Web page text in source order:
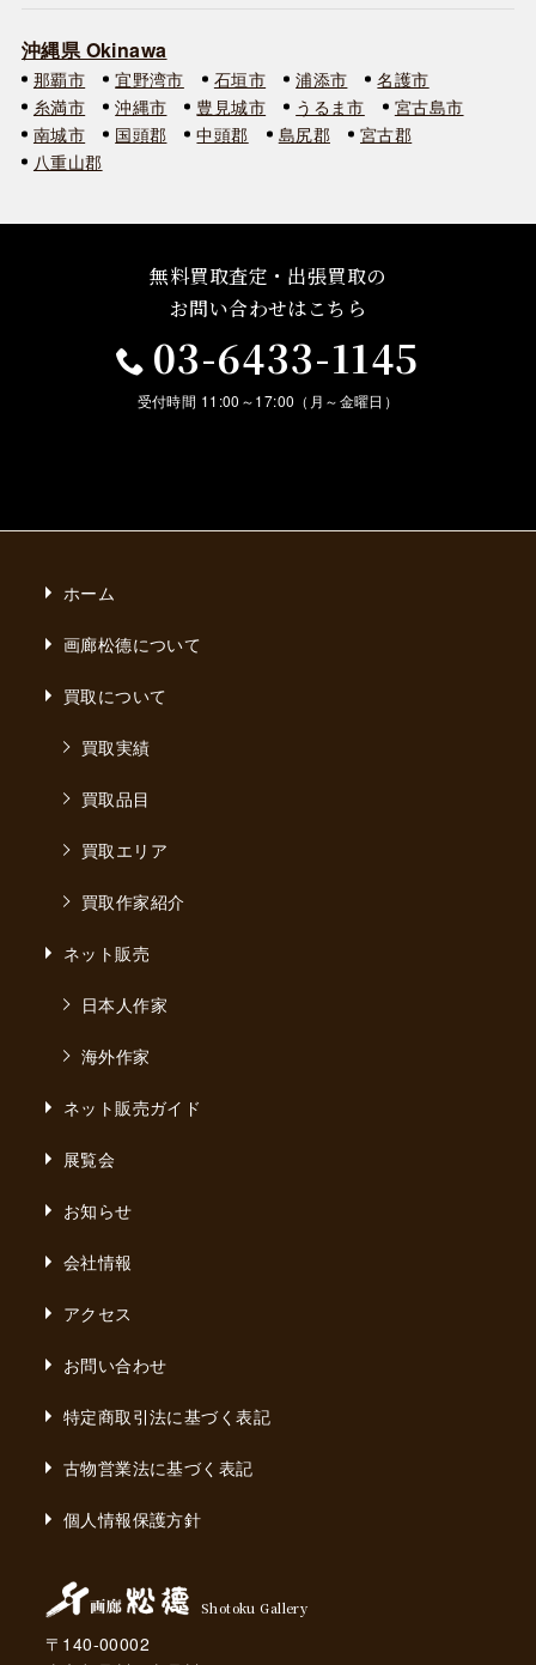
沖縄県 Okinawa
那覇市 宜野湾市 石垣市 浦添市
名護市
糸満市
沖縄市 豊見城市 うるま市
宮古島市
南城市
国頭郡 中頭郡 島尻郡
宮古郡
八重山郡
無料買取査定・出張買取の
お問い合わせはこちら
03-6433-1145
受付時間 11:00～17:00（月～金曜日）
ホーム
画廊松德について
買取について
買取実績
買取品目
買取エリア
買取作家紹介
ネット販売
日本人作家
海外作家
ネット販売ガイド
展覧会
お知らせ
会社情報
アクセス
お問い合わせ
特定商取引法に基づく表記
古物営業法に基づく表記
個人情報保護方針
Shotoku Gallery
〒140-00002